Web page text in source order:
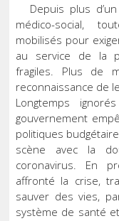
Depuis plus
médico-social,
mobilisés pour
au service de la
fragiles. Plus de
reconnaissance de
Longtemps
gouvernement
politiques
scène avec la
coronavirus. En
affronté la crise,
sauver des vies,
système de santé